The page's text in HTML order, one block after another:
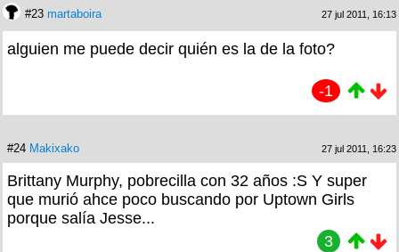
#23 martaboira 27 jul 2011, 16:13
alguien me puede decir quién es la de la foto?
-1
#24 Makixako 27 jul 2011, 16:23
Brittany Murphy, pobrecilla con 32 años :S Y super
que murió ahce poco buscando por Uptown Girls
porque salía Jesse...
3